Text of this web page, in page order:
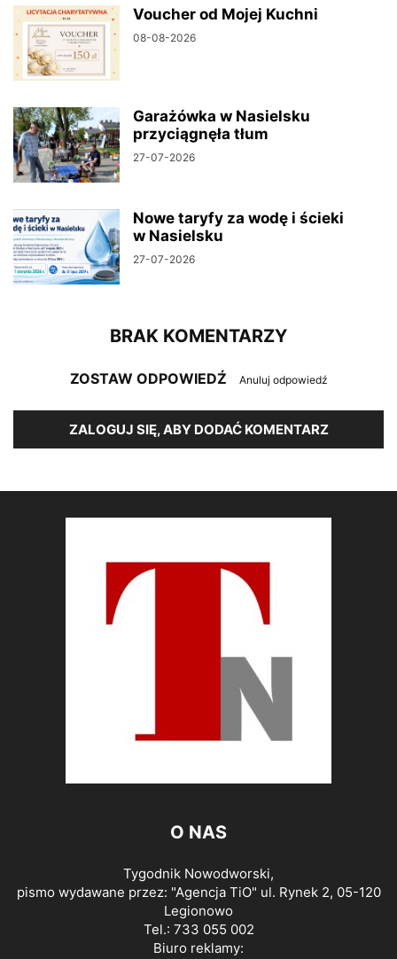
Voucher od Mojej Kuchni
08-08-2026
Garażówka w Nasielsku
przyciągnęła tłum
27-07-2026
Nowe taryfy za wodę i ścieki
w Nasielsku
27-07-2026
BRAK KOMENTARZY
ZOSTAW ODPOWIEDŹ Anuluj odpowiedź
ZALOGUJ SIĘ, ABY DODAĆ KOMENTARZ
O NAS
Tygodnik Nowodworski,
pismo wydawane przez: "Agencja TiO" ul. Rynek 2, 05-120
Legionowo
Tel.: 733 055 002
Biuro reklamy: